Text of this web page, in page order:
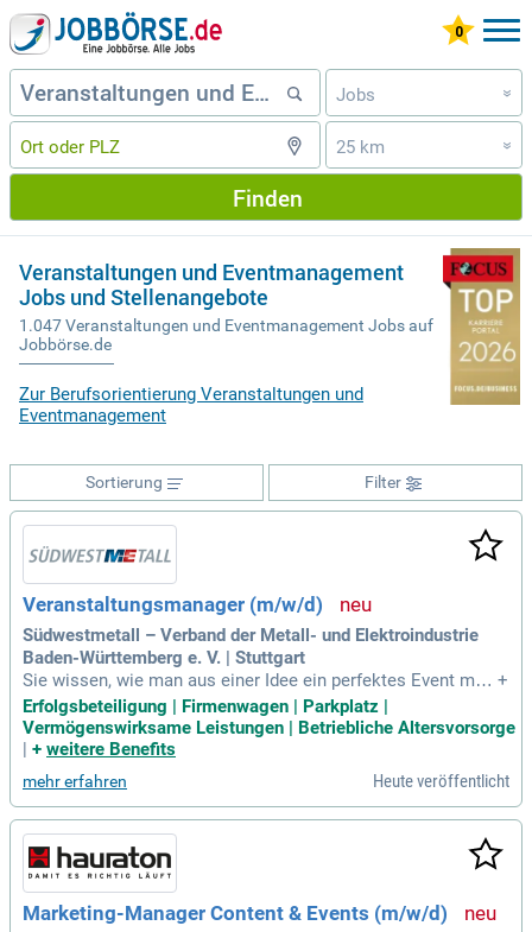
Jobs »
25 km »
Finden
Veranstaltungen und Eventmanagement
Jobs und Stellenangebote
1.047 Veranstaltungen und Eventmanagement Jobs auf
Jobbörse.de
Zur Berufsorientierung Veranstaltungen und
Eventmanagement
Filter
Sortierung
Veranstaltungsmanager (m/w/d)
Südwestmetall – Verband der Metall- und Elektroindustrie
Baden-Württemberg e. V. | Stuttgart
Sie wissen, wie man aus einer Idee ein perfektes Event mac
ht? Dann werden Sie Teil unseres Teams! Ihre Mission: Sie
sind der Dreh- und Angelpunkt unserer Veranstaltungen.
+
Erfolgsbeteiligung | Firmenwagen | Parkplatz |
Vermögenswirksame Leistungen | Betriebliche Altersvorsorge
+ weitere Benefits
mehr erfahren Heute veröffentlicht
Marketing-Manager Content & Events (m/w/d)